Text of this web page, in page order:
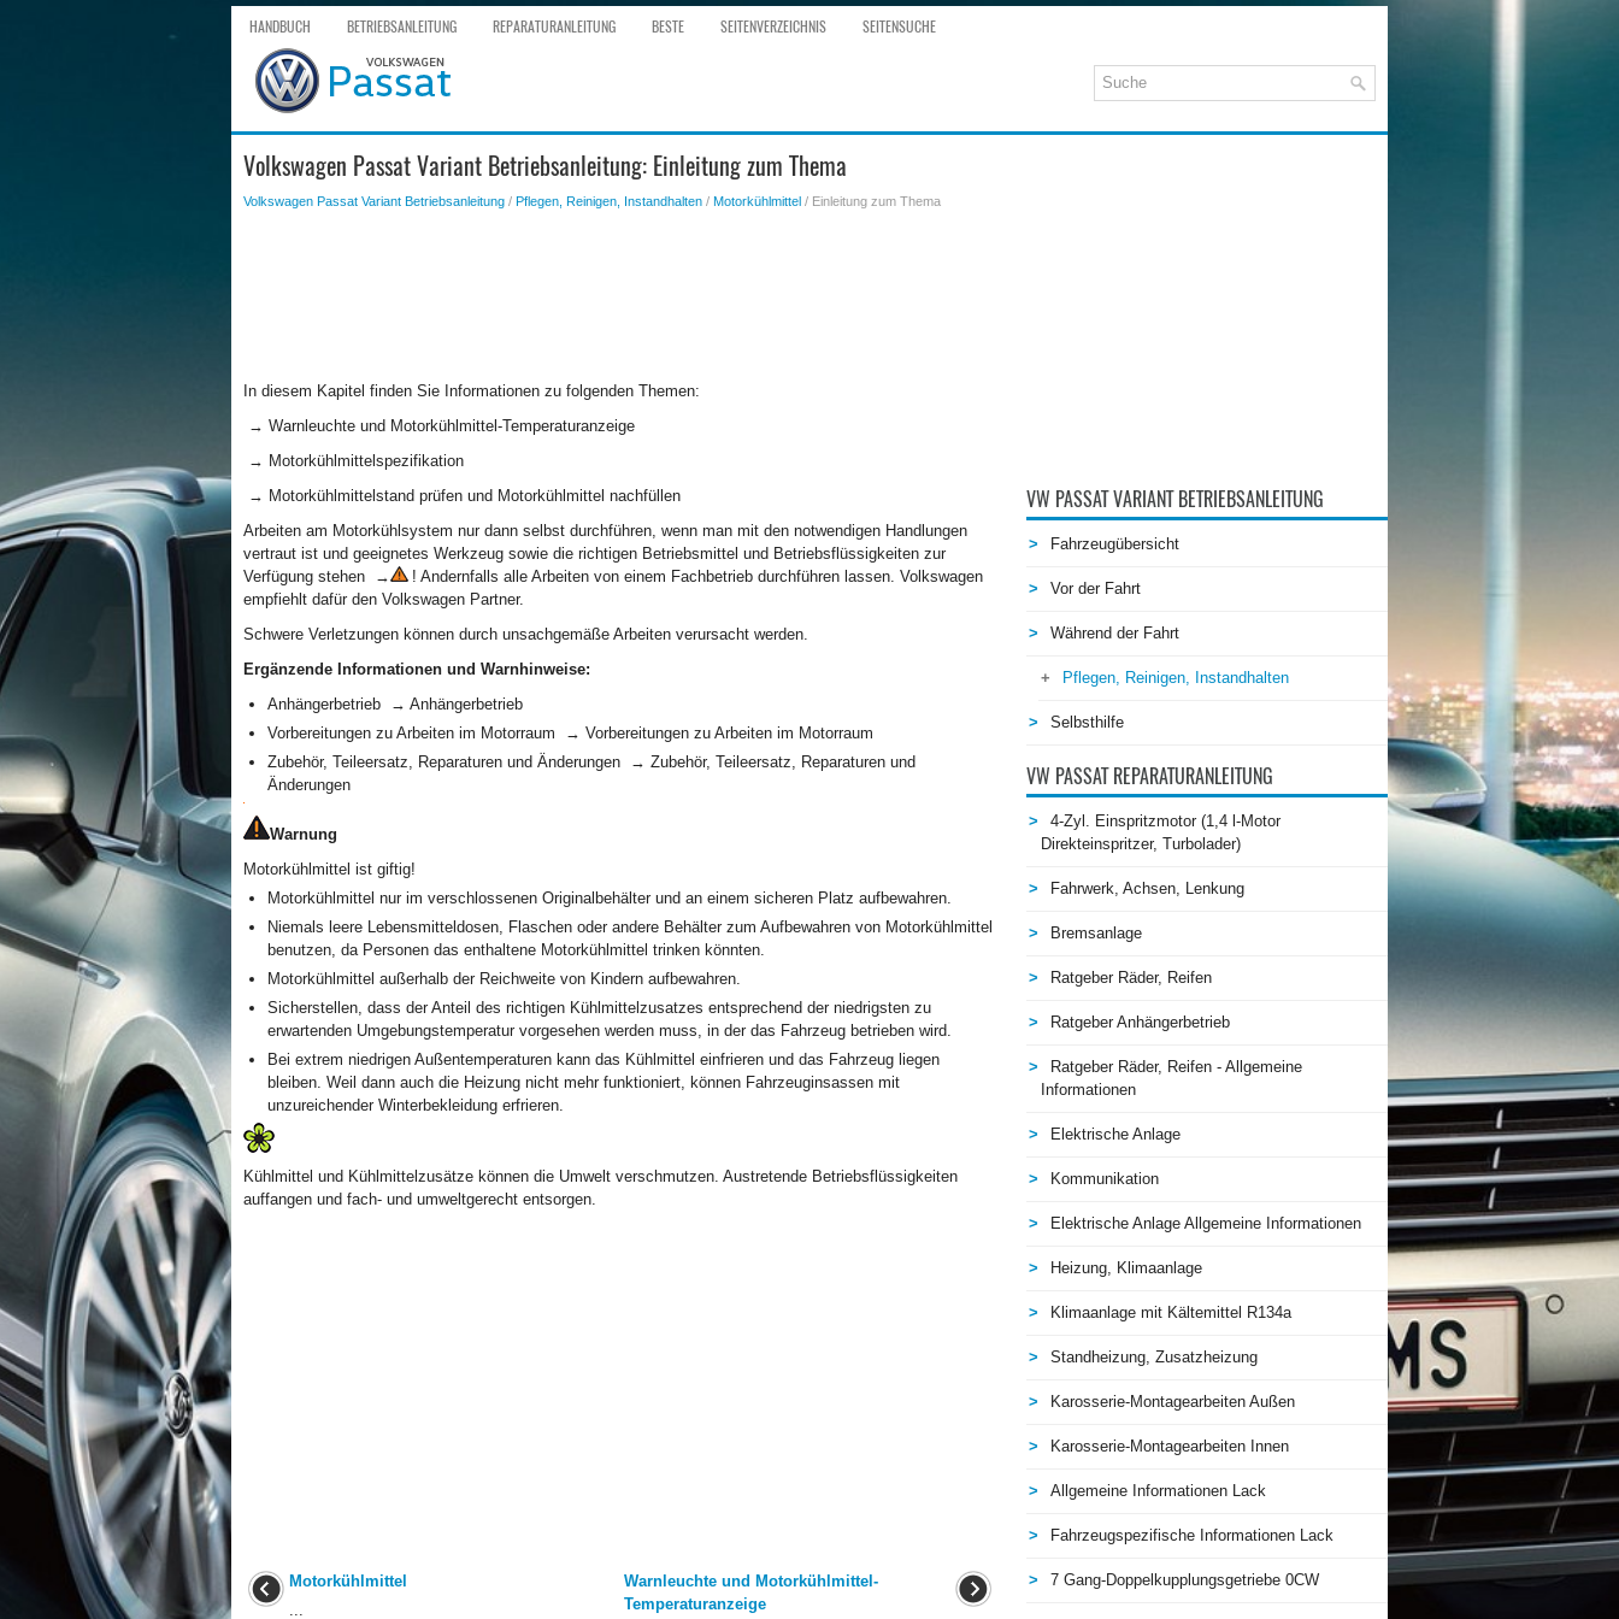
HANDBUCH BETRIEBSANLEITUNG REPARATURANLEITUNG BESTE SEITENVERZEICHNIS SEITENSUCHE
Volkswagen Passat Variant Betriebsanleitung: Einleitung zum Thema
Volkswagen Passat Variant Betriebsanleitung / Pflegen, Reinigen, Instandhalten / Motorkühlmittel / Einleitung zum Thema
In diesem Kapitel finden Sie Informationen zu folgenden Themen:
→ Warnleuchte und Motorkühlmittel-Temperaturanzeige
→ Motorkühlmittelspezifikation
→ Motorkühlmittelstand prüfen und Motorkühlmittel nachfüllen
Arbeiten am Motorkühlsystem nur dann selbst durchführen, wenn man mit den notwendigen Handlungen
vertraut ist und geeignetes Werkzeug sowie die richtigen Betriebsmittel und Betriebsflüssigkeiten zur
Verfügung stehen →
! Andernfalls alle Arbeiten von einem Fachbetrieb durchführen lassen. Volkswagen
empfiehlt dafür den Volkswagen Partner.
Schwere Verletzungen können durch unsachgemäße Arbeiten verursacht werden.
Ergänzende Informationen und Warnhinweise:
Anhängerbetrieb → Anhängerbetrieb
Vorbereitungen zu Arbeiten im Motorraum → Vorbereitungen zu Arbeiten im Motorraum
Zubehör, Teileersatz, Reparaturen und Änderungen → Zubehör, Teileersatz, Reparaturen und
Änderungen
Warnung
Motorkühlmittel ist giftig!
Motorkühlmittel nur im verschlossenen Originalbehälter und an einem sicheren Platz aufbewahren.
Niemals leere Lebensmitteldosen, Flaschen oder andere Behälter zum Aufbewahren von Motorkühlmittel
benutzen, da Personen das enthaltene Motorkühlmittel trinken könnten.
Motorkühlmittel außerhalb der Reichweite von Kindern aufbewahren.
Sicherstellen, dass der Anteil des richtigen Kühlmittelzusatzes entsprechend der niedrigsten zu
erwartenden Umgebungstemperatur vorgesehen werden muss, in der das Fahrzeug betrieben wird.
Bei extrem niedrigen Außentemperaturen kann das Kühlmittel einfrieren und das Fahrzeug liegen
bleiben. Weil dann auch die Heizung nicht mehr funktioniert, können Fahrzeuginsassen mit
unzureichender Winterbekleidung erfrieren.
Kühlmittel und Kühlmittelzusätze können die Umwelt verschmutzen. Austretende Betriebsflüssigkeiten
auffangen und fach- und umweltgerecht entsorgen.
Motorkühlmittel
...
Warnleuchte und Motorkühlmittel-
Temperaturanzeige
VW PASSAT VARIANT BETRIEBSANLEITUNG
Fahrzeugübersicht
Vor der Fahrt
Während der Fahrt
Pflegen, Reinigen, Instandhalten
Selbsthilfe
VW PASSAT REPARATURANLEITUNG
4-Zyl. Einspritzmotor (1,4 l-Motor
Direkteinspritzer, Turbolader)
Fahrwerk, Achsen, Lenkung
Bremsanlage
Ratgeber Räder, Reifen
Ratgeber Anhängerbetrieb
Ratgeber Räder, Reifen - Allgemeine
Informationen
Elektrische Anlage
Kommunikation
Elektrische Anlage Allgemeine Informationen
Heizung, Klimaanlage
Klimaanlage mit Kältemittel R134a
Standheizung, Zusatzheizung
Karosserie-Montagearbeiten Außen
Karosserie-Montagearbeiten Innen
Allgemeine Informationen Lack
Fahrzeugspezifische Informationen Lack
7 Gang-Doppelkupplungsgetriebe 0CW